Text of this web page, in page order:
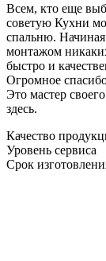
Всем, кто еще
советую Кухни
спальню. Начиная
монтажом
быстро и
Огромное
Это мастер
здесь.
Качество
Уровень сервиса
Срок